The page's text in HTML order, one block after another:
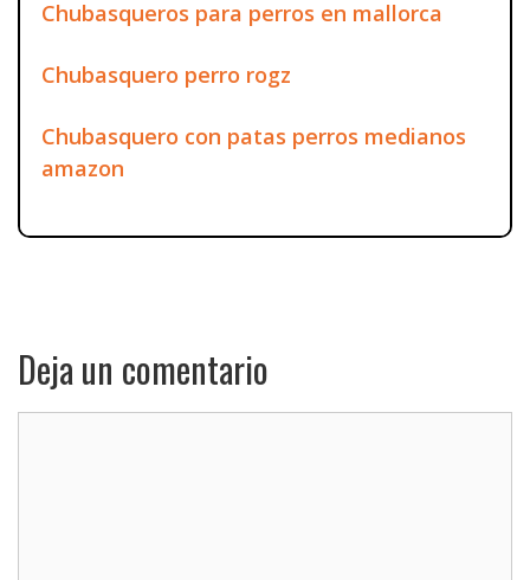
Chubasqueros para perros en mallorca
Chubasquero perro rogz
Chubasquero con patas perros medianos
amazon
Deja un comentario